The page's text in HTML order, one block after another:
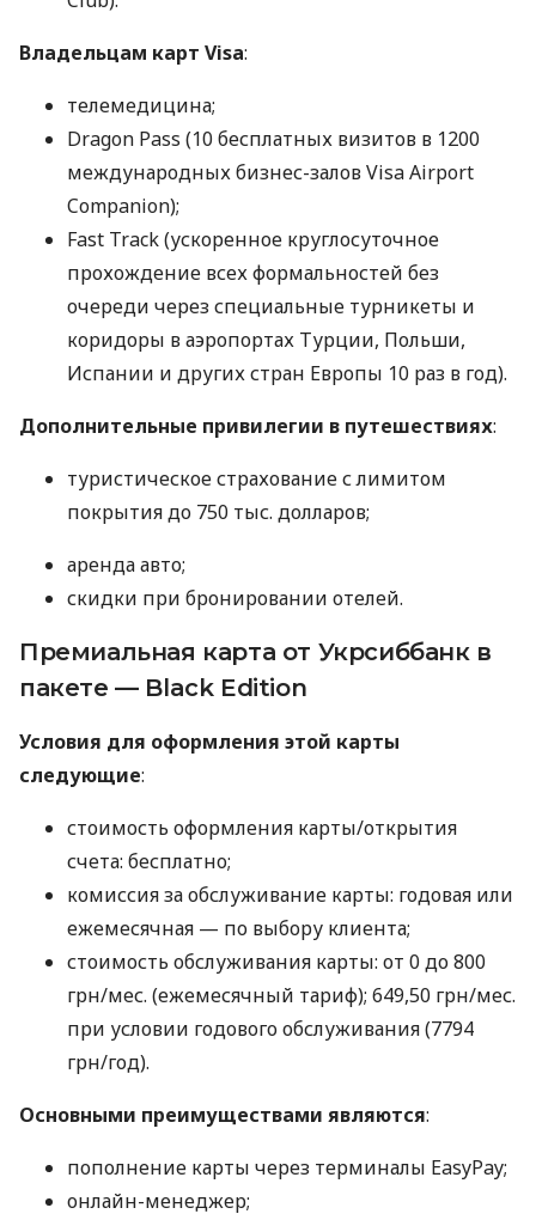
Владельцам карт Visa:
телемедицина;
Dragon Pass (10 бесплатных визитов в 1200
международных бизнес-залов Visa Airport
Companion);
Fast Track (ускоренное круглосуточное
прохождение всех формальностей без
очереди через специальные турникеты и
коридоры в аэропортах Турции, Польши,
Испании и других стран Европы 10 раз в год).
Дополнительные привилегии в путешествиях:
туристическое страхование с лимитом
покрытия до 750 тыс. долларов;
аренда авто;
скидки при бронировании отелей.
Премиальная карта от Укрсиббанк в
пакете — Black Edition
Условия для оформления этой карты
следующие:
стоимость оформления карты/открытия
счета: бесплатно;
комиссия за обслуживание карты: годовая или
ежемесячная — по выбору клиента;
стоимость обслуживания карты: от 0 до 800
грн/мес. (ежемесячный тариф); 649,50 грн/мес.
при условии годового обслуживания (7794
грн/год).
Основными преимуществами являются:
пополнение карты через терминалы EasyPay;
онлайн-менеджер;